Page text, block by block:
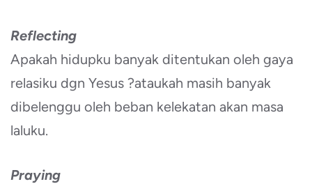
Reflecting
Apakah hidupku banyak ditentukan oleh gaya
relasiku dgn Yesus ?ataukah masih banyak
dibelenggu oleh beban kelekatan akan masa
laluku.
Praying